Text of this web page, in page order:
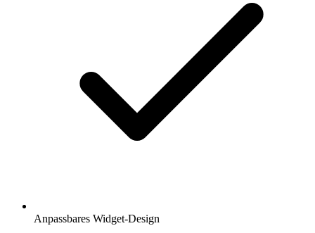
Anpassbares Widget-Design